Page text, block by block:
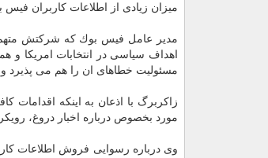
میزان زیادی از اطلاعات كاربران فیس بوك
مدیر عامل فیس بوك كه شركتش
اهداف سیاسی در انتخابات امریكا و
مسئولیت خطاهای ان را هم می پذیرد
زاكربرگ با اذعان به اینكه
مورد بخصوص درباره اخبار دروغ،
وی درباره رسوایی فروش اطلاعات